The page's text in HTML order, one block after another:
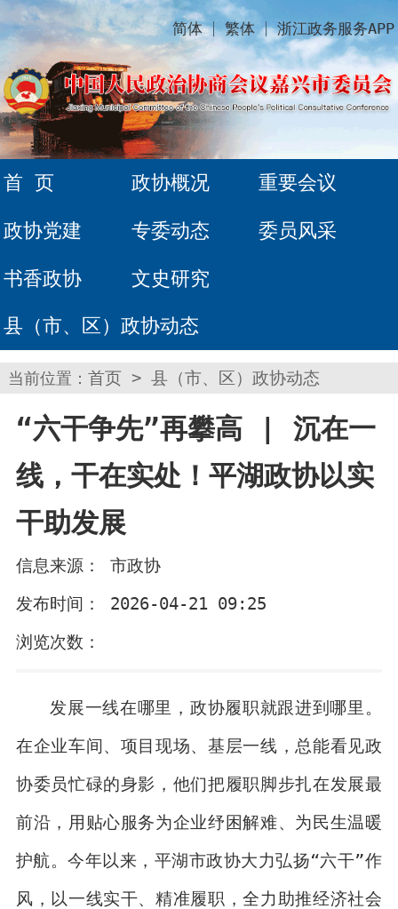
简体 繁体 浙江政务服务APP
首 页 政协概况 重要会议
政协党建 专委动态 委员风采
书香政协 文史研究
县（市、区）政协动态
当前位置： 首页 > 县（市、区）政协动态
“六干争先”再攀高 | 沉在一
线，干在实处！平湖政协以实
干助发展
信息来源： 市政协
发布时间： 2026-04-21 09:25
浏览次数：
发展一线在哪里，政协履职就跟进到哪里。
在企业车间、项目现场、基层一线，总能看见政
协委员忙碌的身影，他们把履职脚步扎在发展最
前沿，用贴心服务为企业纾困解难、为民生温暖
护航。今年以来，平湖市政协大力弘扬“六干”作
风，以一线实干、精准履职，全力助推经济社会